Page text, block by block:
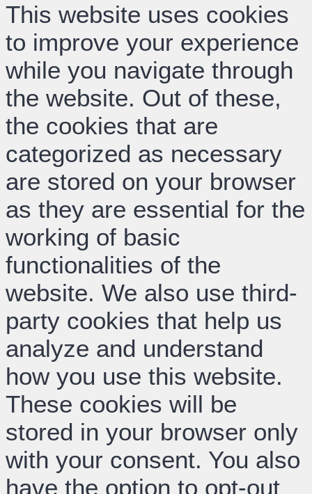
This website uses cookies
to improve your experience
while you navigate through
the website. Out of these,
the cookies that are
categorized as necessary
are stored on your browser
as they are essential for the
working of basic
functionalities of the
website. We also use third-
party cookies that help us
analyze and understand
how you use this website.
These cookies will be
stored in your browser only
with your consent. You also
have the option to opt-out